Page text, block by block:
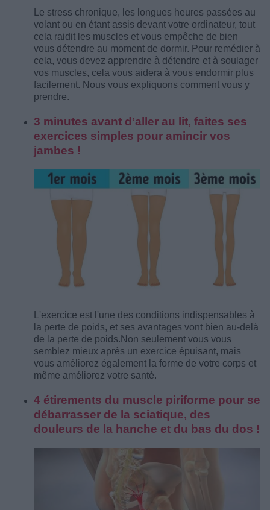
Le stress chronique, les longues heures passées au
volant ou en étant assis devant votre ordinateur, tout
cela raidit les muscles et vous empêche de bien
vous détendre au moment de dormir. Pour remédier à
cela, vous devez apprendre à détendre et à soulager
vos muscles, cela vous aidera à vous endormir plus
facilement. Nous vous expliquons comment vous y
prendre.
3 minutes avant d’aller au lit, faites ses
exercices simples pour amincir vos
jambes !
L'exercice est l'une des conditions indispensables à
la perte de poids, et ses avantages vont bien au-delà
de la perte de poids. Non seulement vous vous
semblez mieux après un exercice épuisant, mais
vous améliorez également la forme de votre corps et
même améliorez votre santé.
4 étirements du muscle piriforme pour se
débarrasser de la sciatique, des
douleurs de la hanche et du bas du dos !